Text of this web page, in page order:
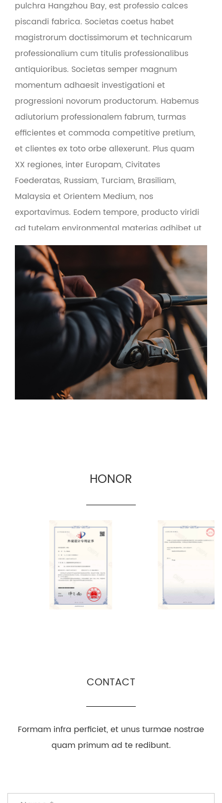
pulchra Hangzhou Bay, est professio calces
piscandi fabrica. Societas coetus habet
magistrorum doctissimorum et technicarum
professionalium cum titulis professionalibus
antiquioribus. Societas semper magnum
momentum adhaesit investigationi et
progressioni novorum productorum. Habemus
adiutorium professionalem fabrum, turmas
efficientes et commoda competitive pretium,
et clientes ex toto orbe allexerunt. Plus quam
XX regiones, inter Europam, Civitates
Foederatas, Russiam, Turciam, Brasiliam,
Malaysia et Orientem Medium, nos
exportavimus. Eodem tempore, producto viridi
ad tutelam environmental materias adhibet ut
machinatio instrumenti hominis magis
amicabilis fiat. Ex principio qualitatis primae et
servitii primo, societas OEM et Lupum officia
praebet ad piscationes suppeditationes,
armamenta piscandi e-commercia et calces
piscatoriae crucis limites artifices.
HONOR
CONTACT
Formam infra perficiet, et unus turmae nostrae
quam primum ad te redibunt.